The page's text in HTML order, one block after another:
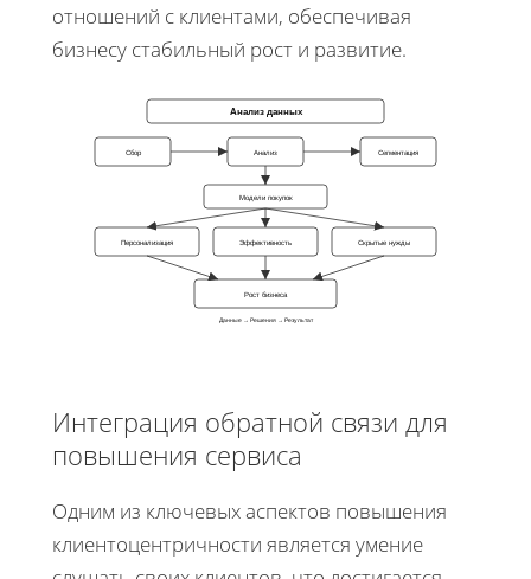
отношений с клиентами, обеспечивая
бизнесу стабильный рост и развитие.
Анализ данных
Сбор Анализ Сегментация
Модели покупок
Персонализация Эффективность Скрытые нужды
Рост бизнеса
Данные → Решения → Результат
Интеграция обратной связи для
повышения сервиса
Одним из ключевых аспектов повышения
клиентоцентричности является умение